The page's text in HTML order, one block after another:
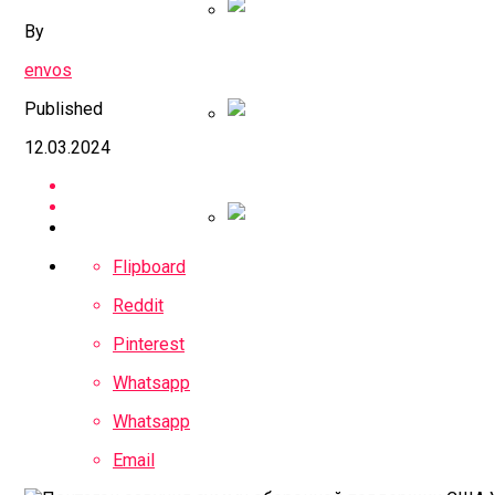
By
envos
Published
12.03.2024
Flipboard
Reddit
Pinterest
Whatsapp
Whatsapp
Email